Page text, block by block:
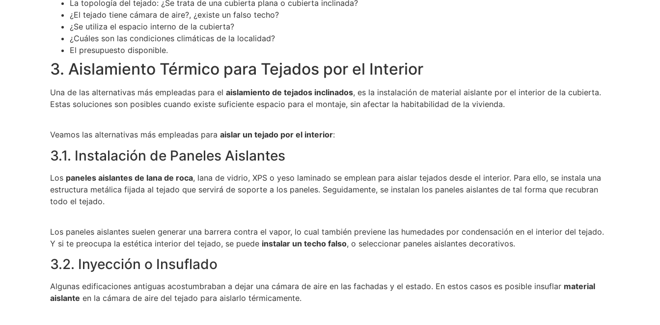
La topología del tejado: ¿Se trata de una cubierta plana o cubierta inclinada?
¿El tejado tiene cámara de aire?, ¿existe un falso techo?
¿Se utiliza el espacio interno de la cubierta?
¿Cuáles son las condiciones climáticas de la localidad?
El presupuesto disponible.
3. Aislamiento Térmico para Tejados por el Interior
Una de las alternativas más empleadas para el aislamiento de tejados inclinados, es la instalación de material aislante por el interior de la cubierta.
Estas soluciones son posibles cuando existe suficiente espacio para el montaje, sin afectar la habitabilidad de la vivienda.
Veamos las alternativas más empleadas para aislar un tejado por el interior:
3.1. Instalación de Paneles Aislantes
Los paneles aislantes de lana de roca, lana de vidrio, XPS o yeso laminado se emplean para aislar tejados desde el interior. Para ello, se instala una
estructura metálica fijada al tejado que servirá de soporte a los paneles. Seguidamente, se instalan los paneles aislantes de tal forma que recubran
todo el tejado.
Los paneles aislantes suelen generar una barrera contra el vapor, lo cual también previene las humedades por condensación en el interior del tejado.
Y si te preocupa la estética interior del tejado, se puede instalar un techo falso, o seleccionar paneles aislantes decorativos.
3.2. Inyección o Insuflado
Algunas edificaciones antiguas acostumbraban a dejar una cámara de aire en las fachadas y el estado. En estos casos es posible insuflar material
aislante en la cámara de aire del tejado para aislarlo térmicamente.